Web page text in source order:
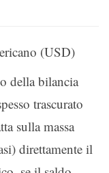
(USD)
della bilancia
trascurato
sulla massa
direttamente il